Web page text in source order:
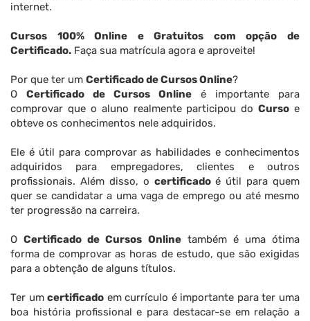
internet.
Cursos 100% Online e Gratuitos com opção de
Certificado. Faça sua matrícula agora e aproveite!
Por que ter um Certificado de Cursos Online?
O Certificado de Cursos Online é importante para
comprovar que o aluno realmente participou doCurso e
obteve os conhecimentos nele adquiridos.
Ele é útil para comprovar as habilidades e conhecimentos
adquiridos para empregadores, clientes e outros
profissionais. Além disso, o certificadoé útil para quem
quer se candidatar a uma vaga de emprego ou até mesmo
ter progressão na carreira.
OCertificado de Cursos Onlinetambém é uma ótima
forma de comprovar as horas de estudo, que são exigidas
para a obtenção de alguns títulos.
Ter umcertificado em currículo é importante para ter uma
boa história profissional e para destacar-se em relação a